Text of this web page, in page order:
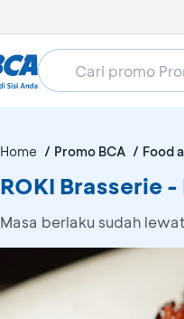
Home Promo BCA Food
ROKI Brasserie
Masa berlaku sudah